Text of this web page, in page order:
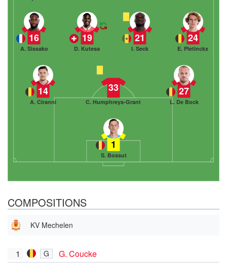
1
S. Bossut
14
A. Ciranni
33
C. Humphreys-Grant
27
L. De Bock
16
A. Sissako
19
D. Kutesa
21
I. Seck
24
E. Pletinckx
COMPOSITIONS
KV Mechelen
1 G
G. Coucke